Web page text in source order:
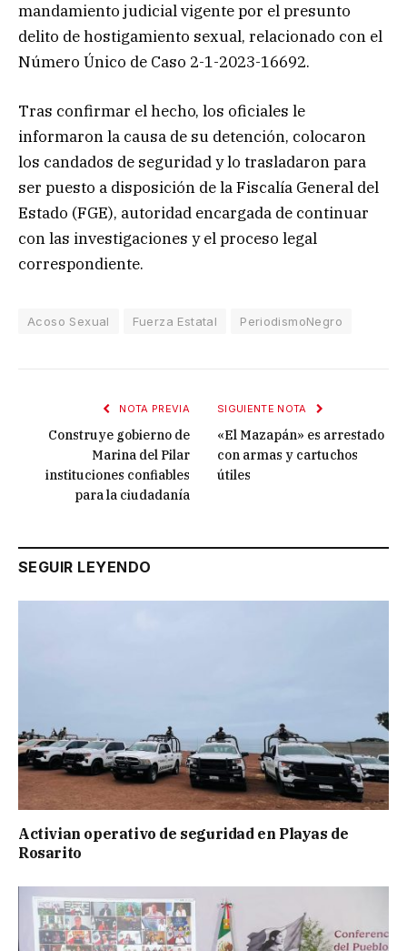
mandamiento judicial vigente por el presunto
delito de hostigamiento sexual, relacionado con el
Número Único de Caso 2-1-2023-16692.
Tras confirmar el hecho, los oficiales le
informaron la causa de su detención, colocaron
los candados de seguridad y lo trasladaron para
ser puesto a disposición de la Fiscalía General del
Estado (FGE), autoridad encargada de continuar
con las investigaciones y el proceso legal
correspondiente.
Acoso Sexual Fuerza Estatal PeriodismoNegro
NOTA PREVIA
Construye gobierno de
Marina del Pilar
instituciones confiables
para la ciudadanía
SIGUIENTE NOTA
«El Mazapán» es arrestado
con armas y cartuchos
útiles
SEGUIR LEYENDO
Activian operativo de seguridad en Playas de
Rosarito